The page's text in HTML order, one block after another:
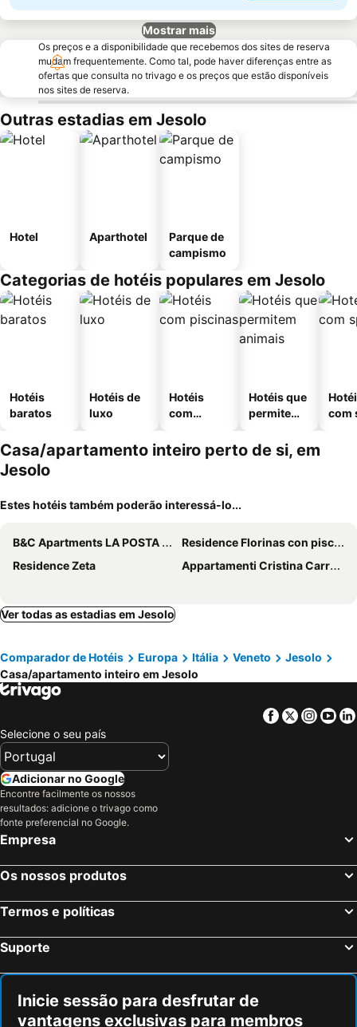
Mostrar mais
Os preços e a disponibilidade que recebemos dos sites de reserva
mudam frequentemente. Como tal, pode haver diferenças entre as
ofertas que consulta no trivago e os preços que estão disponíveis
nos sites de reserva.
Outras estadias em Jesolo
Hotel Aparthotel
Parque de
campismo
Categorias de hotéis populares em Jesolo
Hotéis
baratos
Hotéis de
luxo
Hotéis
com
Hotéis que
permitem
com
Casa/apartamento inteiro perto de si, em
Jesolo
Estes hotéis também poderão interessá-lo...
B&C Apartments LA POSTA Home
Residence Florinas con piscina - Family Apartments Lido di Jesolo
Residence Zeta
Appartamenti Cristina Carraro Immobiliare - Family Apartments
Ver todas as estadias em Jesolo
Comparador de Hotéis Europa Itália Veneto
Jesolo
Casa/apartamento inteiro em Jesolo
Facebook
Twitter
Selecione o seu país
Adicionar no Google
Encontre facilmente os nossos
resultados: adicione o trivago como
fonte preferencial no Google.
Empresa
Os nossos produtos
Termos e políticas
Suporte
Inicie sessão para desfrutar de
vantagens exclusivas para membros